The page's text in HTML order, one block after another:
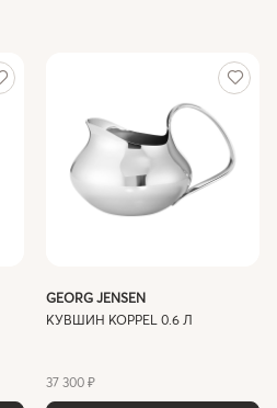
GEORG JENSEN
КУВШИН KOPPEL 0.6 Л
37 300 ₽